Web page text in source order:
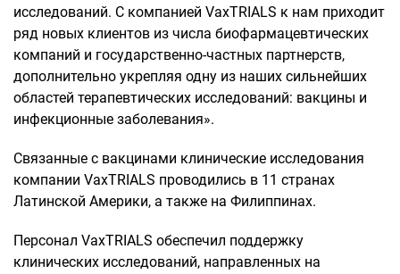
исследований. С компанией VaxTRIALS к нам приходит
ряд новых клиентов из числа биофармацевтических
компаний и государственно-частных партнерств,
дополнительно укрепляя одну из наших сильнейших
областей терапевтических исследований: вакцины и
инфекционные заболевания».
Связанные с вакцинами клинические исследования
компании VaxTRIALS проводились в 11 странах
Латинской Америки, а также на Филиппинах.
Персонал VaxTRIALS обеспечил поддержку
клинических исследований, направленных на